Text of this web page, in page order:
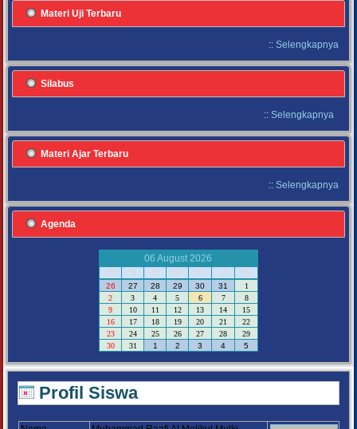
Materi Uji Terbaru
:: Selengkapnya
Silabus
:: Selengkapnya
Materi Ajar Terbaru
:: Selengkapnya
Agenda
06 August 2026
M
S S R K J S
26 27 28 29 30 31
1
2
3 4 5 6 7
8
9
10 11 12 13 14
15
16
17 18 19 20 21
22
23
24 25 26 27 28
29
30
31 1 2 3 4 5
Profil Siswa